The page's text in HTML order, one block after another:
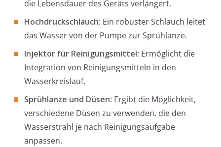
die Lebensdauer des Geräts verlängert.
Hochdruckschlauch: Ein robuster Schlauch leitet
das Wasser von der Pumpe zur Sprühlanze.
Injektor für Reinigungsmittel: Ermöglicht die
Integration von Reinigungsmitteln in den
Wasserkreislauf.
Sprühlanze und Düsen: Ergibt die Möglichkeit,
verschiedene Düsen zu verwenden, die den
Wasserstrahl je nach Reinigungsaufgabe
anpassen.